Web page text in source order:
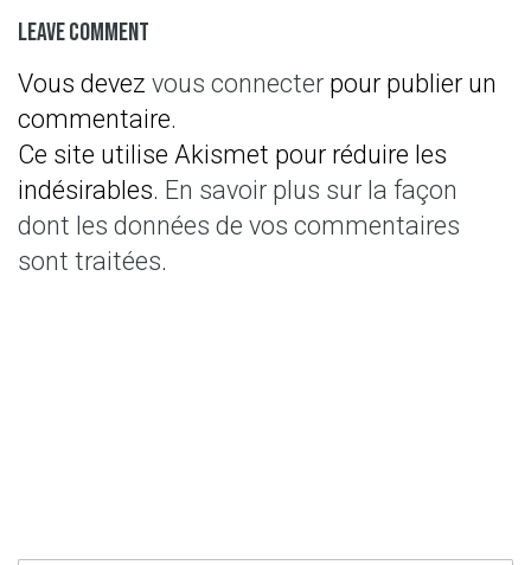
Leave Comment
Vous devez vous connecter pour publier un
commentaire.
Ce site utilise Akismet pour réduire les
indésirables. En savoir plus sur la façon
dont les données de vos commentaires
sont traitées.